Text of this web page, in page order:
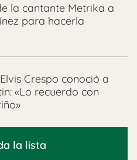
la cantante Metrika a
para hacerla
Crespo conoció a
«Lo recuerdo con
la lista